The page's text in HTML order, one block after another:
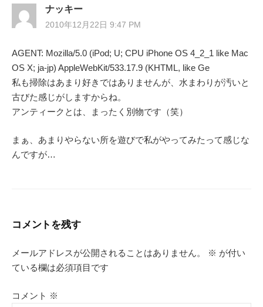
ナッキー
2010年12月22日 9:47 PM
AGENT: Mozilla/5.0 (iPod; U; CPU iPhone OS 4_2_1 like Mac
OS X; ja-jp) AppleWebKit/533.17.9 (KHTML, like Ge
私も掃除はあまり好きではありませんが、水まわりが汚いと
古びた感じがしますからね。
アンティークとは、まったく別物です（笑）
まぁ、あまりやらない所を遊びで私がやってみたって感じな
んですが…
コメントを残す
メールアドレスが公開されることはありません。 ※ が付い
ている欄は必須項目です
コメント ※